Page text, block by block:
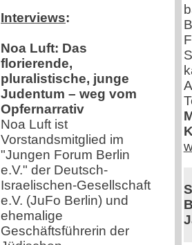
Interviews:
Noa Luft: Das
florierende,
pluralistische, junge
Judentum – weg vom
Opfernarrativ
Noa Luft ist
Vorstandsmitglied im
"Jungen Forum Berlin
e.V." der Deutsch-
Israelischen-Gesellschaft
e.V. (JuFo Berlin) und
ehemalige
Geschäftsführerin der